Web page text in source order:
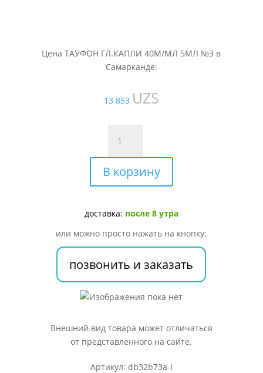
Цена ТАУФОН ГЛ.КАПЛИ 40М/МЛ 5МЛ №3 в
Самарканде:
13 853 UZS
товара
ТАУФОН
ГЛ.КАПЛИ
40М/
5МЛ
В корзину
доставка: после 8 утра
или можно просто нажать на кнопку:
позвонить и заказать
Внешний вид товара может отличаться
от представленного на сайте.
Артикул: db32b73a-l